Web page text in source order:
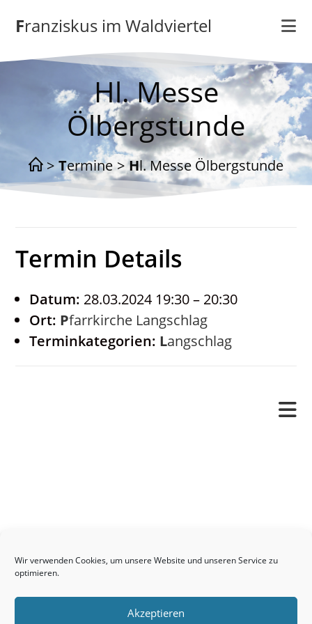
Wir verwenden Cookies, um unsere Website und unseren Service zu
optimieren.
Akzeptieren
Inhalt
springenFranziskus im Waldviertel
Hl. Messe
Ölbergstunde
> Termine > Hl. Messe Ölbergstunde
Termin Details
Datum: 28.03.2024 19:30– 20:30
Ort:
Pfarrkirche Langschlag
Terminkategorien:
Langschlag
Kontakt
Links
Neuigkeiten